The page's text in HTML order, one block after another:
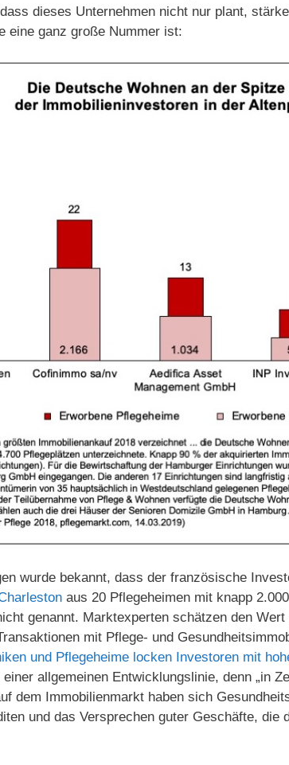
dieses Unternehmen nicht nur plant,
eine ganz große Nummer ist:
wurde bekannt, dass der französische
aus 20 Pflegeheimen mit knapp
genannt. Marktexperten schätzen den
mit Pflege- und
und Pflegeheime locken Investoren mit
allgemeinen Entwicklungslinie, denn „in
dem Immobilienmarkt haben sich
und das Versprechen guter Geschäfte,